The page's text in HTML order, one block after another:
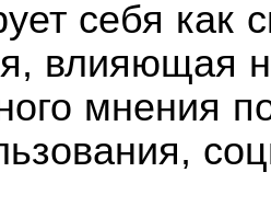
себя как
влияющая
мнения